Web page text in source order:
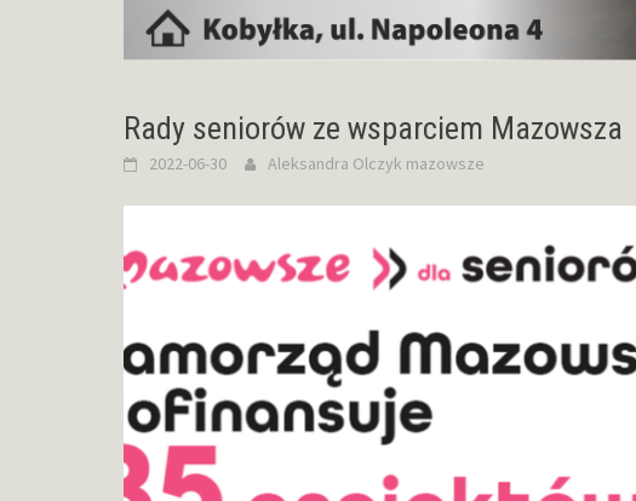
Rady seniorów ze wsparciem Mazowsza
2022-06-30 Aleksandra Olczyk mazowsze